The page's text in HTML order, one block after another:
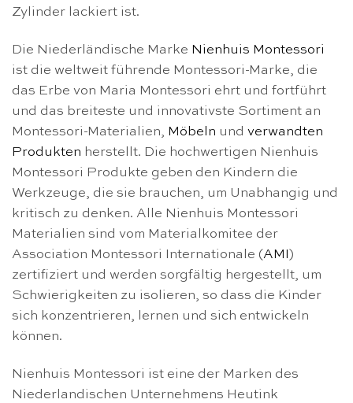
Zylinder lackiert ist.
Die Niederländische Marke Nienhuis Montessori
ist die weltweit führende Montessori-Marke, die
das Erbe von Maria Montessori ehrt und fortführt
und das breiteste und innovativste Sortiment an
Montessori-Materialien, Möbeln und verwandten
Produkten herstellt. Die hochwertigen Nienhuis
Montessori Produkte geben den Kindern die
Werkzeuge, die sie brauchen, um Unabhangig und
kritisch zu denken. Alle Nienhuis Montessori
Materialien sind vom Materialkomitee der
Association Montessori Internationale (AMI )
zertifiziert und werden sorgfältig hergestellt, um
Schwierigkeiten zu isolieren, so dass die Kinder
sich konzentrieren, lernen und sich entwickeln
können.
Nienhuis Montessori ist eine der Marken des
Niederlandischen Unternehmens Heutink